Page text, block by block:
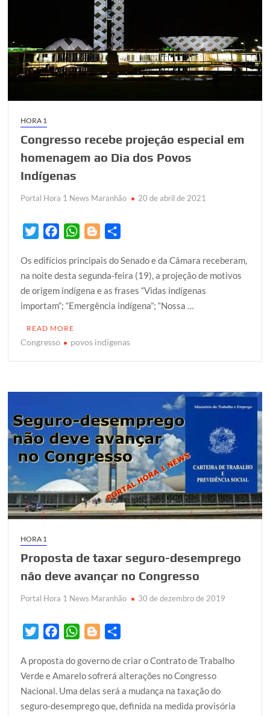
HORA 1
Congresso recebe projeção especial em
homenagem ao Dia dos Povos
Indígenas
Portal Hora 1 News Maranhão 20 de abril de 2021
i
t
t
e
r
c
e
b
o
o
k
W
a
t
s
A
p
o
g
g
e
a
r
e
Os edifícios principais do Senado e da Câmara receberam,
na noite desta segunda-feira (19), a projeção de motivos
de origem indígena e as frases “Vidas indígenas
importam”; “Emergência indígena”; “Nossa …
READ MORE
Congresso povos indígenas
HORA 1
Proposta de taxar seguro-desemprego
não deve avançar no Congresso
Portal Hora 1 News Maranhão 30 de dezembro de 2019
i
t
t
e
c
e
b
o
W
a
t
s
A
o
g
g
e
a
r
e
A proposta do governo de criar o Contrato de Trabalho
Verde e Amarelo sofrerá alterações no Congresso
Nacional. Uma delas será a mudança na taxação do
seguro-desemprego que, definida na medida provisória